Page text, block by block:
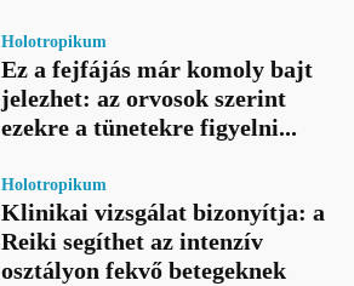
Holotropikum
Ez a fejfájás már komoly bajt
jelezhet: az orvosok szerint
ezekre a tünetekre figyelni...
Holotropikum
Klinikai vizsgálat bizonyítja: a
Reiki segíthet az intenzív
osztályon fekvő betegeknek